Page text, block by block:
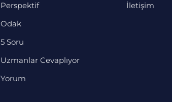
Perspektif
Odak
5 Soru
Uzmanlar Cevaplıyor
Yorum
İletişim